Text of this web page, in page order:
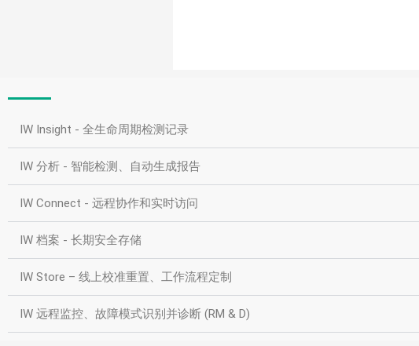
IW Insight - 全生命周期检测记录
IW 分析 - 智能检测、自动生成报告
IW Connect - 远程协作和实时访问
IW 档案 - 长期安全存储
IW Store – 线上校准重置、工作流程定制
IW 远程监控、故障模式识别并诊断 (RM & D)